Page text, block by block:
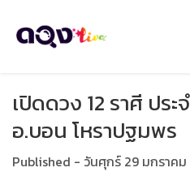
เปิดดวง 12 ราศี ปร
อ.บอน โหราปฐมพร
Published - วันศุกร์ 29 มกราคม